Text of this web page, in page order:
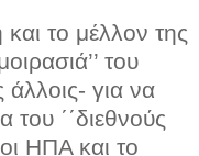
το μέλλον της
του
για να
΄΄διεθνούς
ΗΠΑ και το